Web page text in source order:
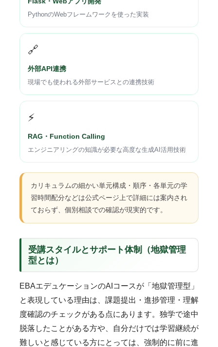
PythonのWebフレームワークを使った実装
🔗
外部API連携
現場でも使われる外部サービスとの連携技術
⚡
RAG・Function Calling
エンジニアリングの知識が必要な高度な生成AI活用技術
カリキュラムの細かい単元構成・順序・各単元の学
習時間配分などは公式ページ上で詳細には案内され
ておらず、個別相談での確認が現実的です。
受講スタイルとサポート体制（地獄管理
型とは）
EBAエデュケーションのAIコースが「地獄管理型」
と表現している理由は、課題提出・進捗管理・理解
度確認のチェックがある点にあります。独学で途中
脱落したことがある方や、自分だけでは学習継続が
難しいと感じている方にとっては、強制的に前に進